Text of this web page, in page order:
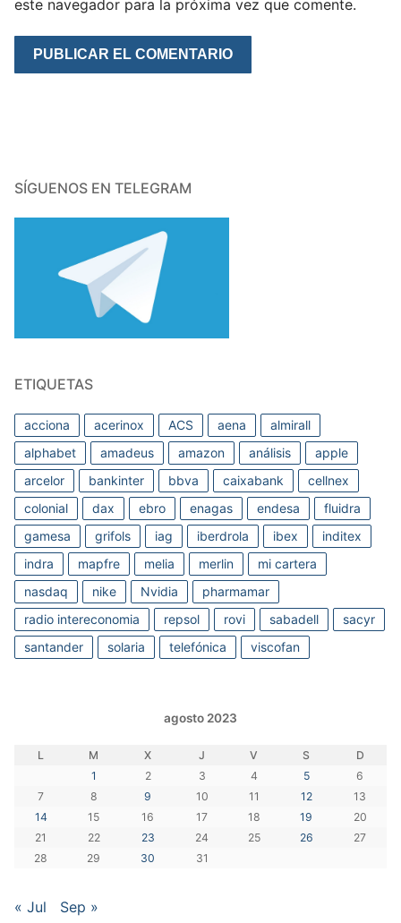
este navegador para la próxima vez que comente.
SÍGUENOS EN TELEGRAM
ETIQUETAS
acciona acerinox ACS aena
almirall
alphabet
amadeus amazon análisis
apple
arcelor
bankinter bbva caixabank
cellnex
colonial
dax ebro enagas endesa
fluidra
gamesa
grifols iag iberdrola ibex
inditex
indra
mapfre melia merlin
mi cartera
nasdaq
nike Nvidia
pharmamar
radio intereconomia
repsol rovi sabadell
sacyr
santander
solaria telefónica viscofan
agosto 2023
L M X J V S
D
1
2 3 4 5
6
7
8 9 10 11 12
13
14
15 16 17 18 19
20
21
22 23 24 25 26
27
28
29 30 31
« Jul Sep »